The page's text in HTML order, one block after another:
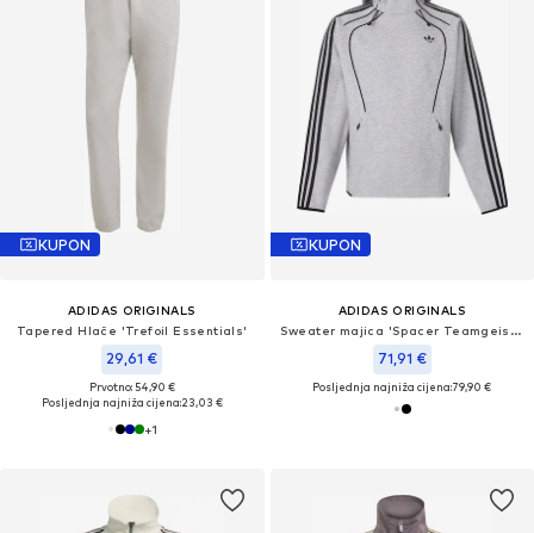
KUPON
ADIDAS ORIGINALS
Tapered Hlače 'Trefoil Essentials'
29,61 €
Prvotno: 54,90 €
Posljednja najniža cijena:23,03 €
+1
KUPON
ADIDAS ORIGINALS
Sweater majica 'Spacer Teamgeist 26'
71,91 €
Posljednja najniža cijena:79,90 €